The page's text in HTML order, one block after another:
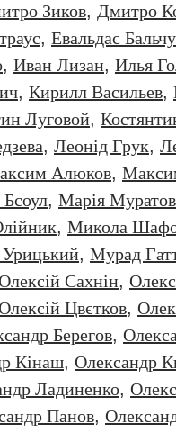
Зиков, Дмитро
, Евальдас
, Иван Лизан, Илья
, Кирилл Васильев,
Луговой,
, Леонiд Грук,
Алюков,
, Марія
, Микола
, Мурад
Сахнiн,
Цвєтков,
Берегов,
Кінаш, Олександр
Ладиненко,
Панов,